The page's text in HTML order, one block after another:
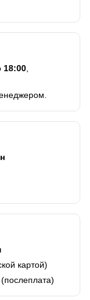
18:00
картой)
(послеплата)